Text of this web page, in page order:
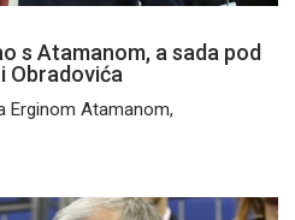
s Atamanom, a sada pod
Obradovića
Erginom Atamanom,